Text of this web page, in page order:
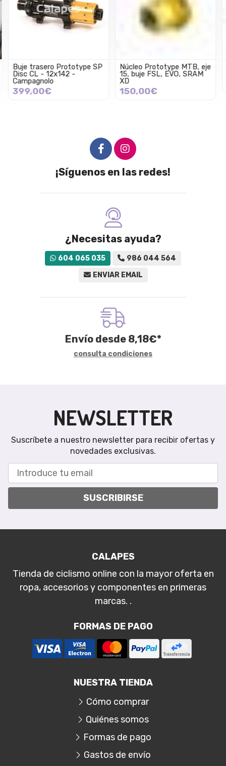
Buje trasero Prototype SP
Disc CL - 12x142 -
Campagnolo
399,00€
Núcleo Prototype MTB, eje
15, buje FSL, EVO, SRAM
XD
150,00€
¡Síguenos en las redes!
¿Necesitas ayuda?
604 065 035
986 044 564
ENVIAR EMAIL
Envío desde 8,18€*
consulta condiciones
NEWSLETTER
Suscríbete a nuestro newsletter para recibir ofertas y
novedades exclusivas.
SUSCRIBIRSE
CALAPES
Tienda de ciclismo online con la mayor oferta en
ropa, accesorios y componentes en primeras
marcas. .
FORMAS DE PAGO
NUESTRA TIENDA
Cómo comprar
Quiénes somos
Formas de pago
Gastos de envío